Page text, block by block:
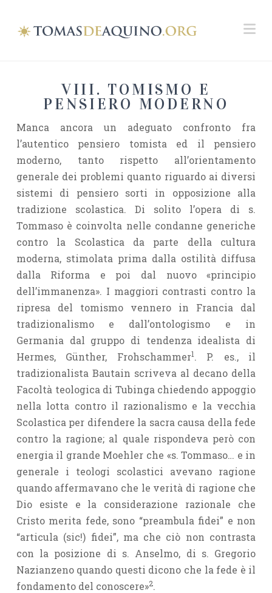
VIII. TOMISMO E
PENSIERO MODERNO
Manca ancora un adeguato confronto fra
l’autentico pensiero tomista ed il pensiero
moderno, tanto rispetto all’orientamento
generale dei problemi quanto riguardo ai diversi
sistemi di pensiero sorti in opposizione alla
tradizione scolastica. Di solito l’opera di s.
Tommaso è coinvolta nelle condanne generiche
contro la Scolastica da parte della cultura
moderna, stimolata prima dalla ostilità diffusa
dalla Riforma e poi dal nuovo «principio
dell’immanenza». I maggiori contrasti contro la
ripresa del tomismo vennero in Francia dal
tradizionalismo e dall’ontologismo e in
Germania dal gruppo di tendenza idealista di
Hermes, Günther, Frohschammer1. P. es., il
tradizionalista Bautain scriveva al decano della
Facoltà teologica di Tubinga chiedendo appoggio
nella lotta contro il razionalismo e la vecchia
Scolastica per difendere la sacra causa della fede
contro la ragione; al quale rispondeva però con
energia il grande Moehler che «s. Tommaso… e in
generale i teologi scolastici avevano ragione
quando affermavano che le verità di ragione che
Dio esiste e la considerazione razionale che
Cristo merita fede, sono “preambula fidei” e non
“articula (sic!) fidei”, ma che ciò non contrasta
con la posizione di s. Anselmo, di s. Gregorio
Nazianzeno quando questi dicono che la fede è il
fondamento del conoscere»2.